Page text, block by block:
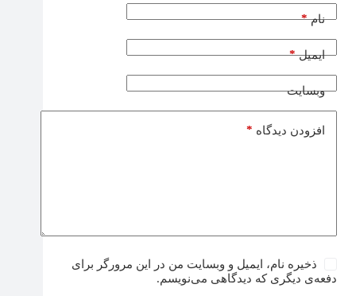
نام*
ایمیل*
وبسایت
افزودن دیدگاه *
ذخیره نام، ایمیل و وبسایت من در این مرورگر برای
دفعه‌ی دیگری که دیدگاهی می‌نویسم.